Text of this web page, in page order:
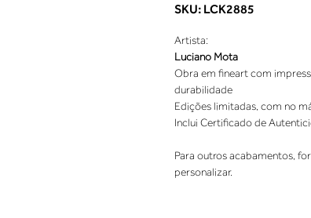
SKU: LCK2885
Artista:
Luciano Mota
Obra em fineart com
durabilidade
Edições limitadas, com no
Inclui Certificado de
Para outros acabamentos,
personalizar.